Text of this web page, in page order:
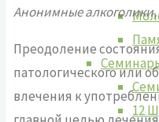
12
Анонимные алкоголики,
Преодоление
патологического или
влечения к